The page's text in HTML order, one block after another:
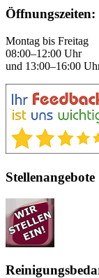
Öffnungszeiten:
Montag bis Freitag
08:00–12:00 Uhr
und 13:00–16:00
Stellenangebote